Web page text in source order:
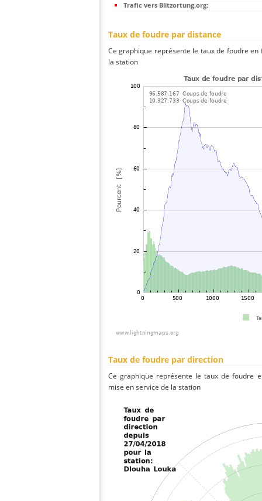
Trafic vers Blitzortung.org:
Taux de foudre par distance
Ce graphique représente le taux de foudre
la station
Taux de foudre par direction
Ce graphique représente le taux de foudre
mise en service de la station